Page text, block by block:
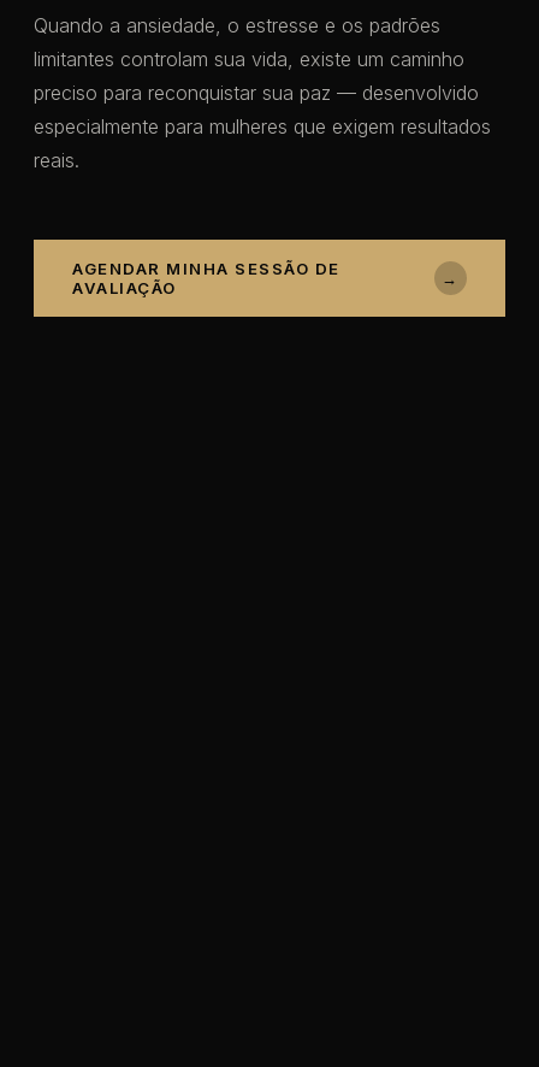
Quando a ansiedade, o estresse e os padrões
limitantes controlam sua vida, existe um caminho
preciso para reconquistar sua paz — desenvolvido
especialmente para mulheres que exigem resultados
reais.
AGENDAR MINHA SESSÃO DE
AVALIAÇÃO
→